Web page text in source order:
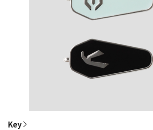
Key